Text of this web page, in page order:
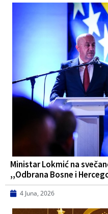
Ministar Lokmić na
,,Odbrana Bosne i
4 Juna, 2026